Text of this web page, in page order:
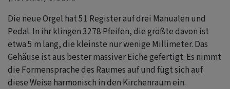
Die neue Orgel hat 51 Register auf drei Manualen und
Pedal. In ihr klingen 3278 Pfeifen, die größte davon ist
etwa 5 m lang, die kleinste nur wenige Millimeter. Das
Gehäuse ist aus bester massiver Eiche gefertigt. Es nimmt
die Formensprache des Raumes auf und fügt sich auf
diese Weise harmonisch in den Kirchenraum ein.